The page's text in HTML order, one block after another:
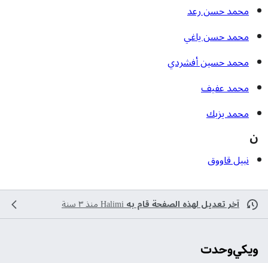
محمد حسن رعد
محمد حسن ياغي
محمد حسين أفشردي
محمد عفيف
محمد يزبك
ن
نبيل قاووق
آخر تعديل لهذه الصفحة قام بهHalimiمنذ ٣ سنة